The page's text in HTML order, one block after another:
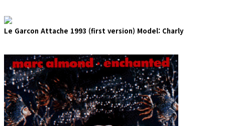
Le Garcon Attache 1993 (first version) Model: Charly